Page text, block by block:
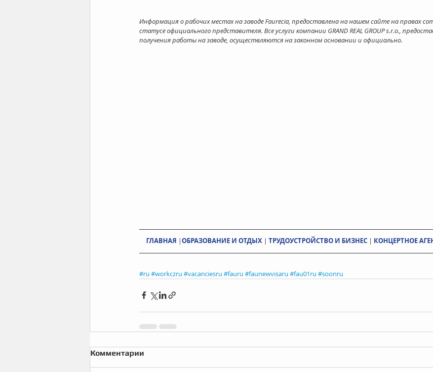
Информация о рабочих местах на заводе Faurecia, предоставлена на нашем сайте на правах
статусе официального представителя. Все услуги компании GRAND REAL GROUP s.r.o.,
получения работы на заводе, осуществляются на законном основании и официально.
ГЛАВНАЯ |ОБРАЗОВАНИЕ И ОТДЫХ | ТРУДОУСТРОЙСТВО И БИЗНЕС | КОНЦЕРТНОЕ
#ru #workczru #vacanciesru #fauru #faunewvisaru #fau01ru #soonru
Комментарии